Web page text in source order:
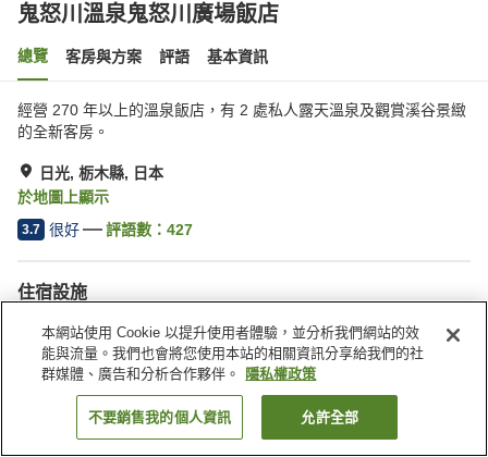
鬼怒川溫泉鬼怒川廣場飯店
總覽 客房與方案 評語 基本資訊
經營 270 年以上的溫泉飯店，有 2 處私人露天溫泉及觀賞溪谷景緻
的全新客房。
日光, 栃木縣, 日本
於地圖上顯示
3.7 很好 評語數： 427
住宿設施
停車場
三溫暖
Spa／美容沙龍
游泳池
找客房
本網站使用 Cookie 以提升使用者體驗，並分析我們網站的效
能與流量。我們也會將您使用本站的相關資訊分享給我們的社
群媒體、廣告和分析合作夥伴。
隱私權政策
不要銷售我的個人資訊 允許全部